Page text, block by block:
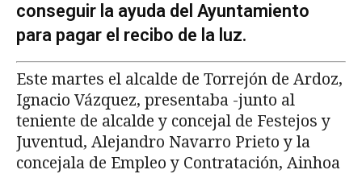
conseguir la ayuda del Ayuntamiento
para pagar el recibo de la luz.
Este martes el alcalde de Torrejón de Ardoz,
Ignacio Vázquez, presentaba -junto al
teniente de alcalde y concejal de Festejos y
Juventud, Alejandro Navarro Prieto y la
concejala de Empleo y Contratación, Ainhoa